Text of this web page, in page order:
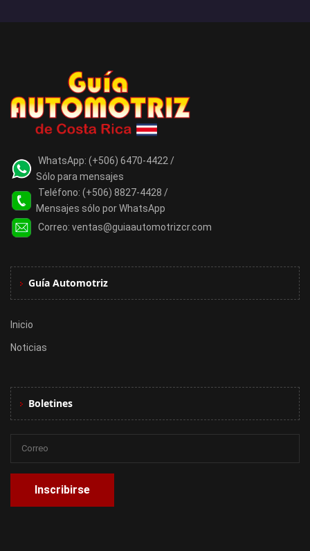
WhatsApp: (+506) 6470-4422 /
Sólo para mensajes
Teléfono: (+506) 8827-4428 /
Mensajes sólo por WhatsApp
Correo: ventas@guiaautomotrizcr.com
Guía Automotriz
Inicio
Noticias
Boletines